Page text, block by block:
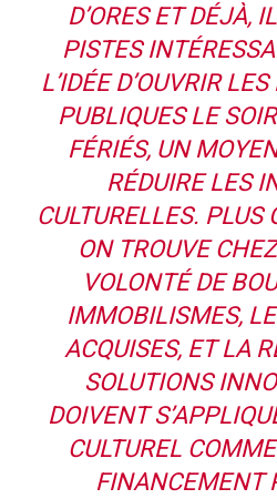
D’ORES ET DÉJÀ,
PISTES
L’IDÉE D’OUVRIR
PUBLIQUES LE
FÉRIÉS, UN
RÉDUIRE LES
CULTURELLES. PLUS
ON TROUVE
VOLONTÉ DE
IMMOBILISMES,
ACQUISES, ET LA
SOLUTIONS
DOIVENT
CULTUREL
FINANCEMENT